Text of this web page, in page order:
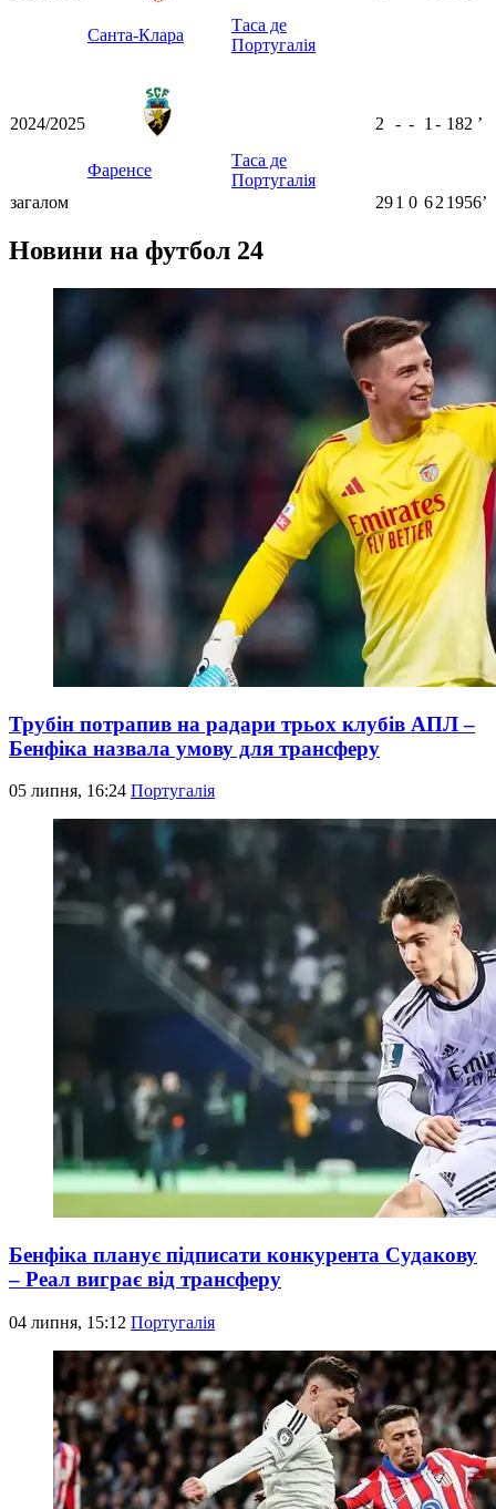
Санта-Клара
Таса де
Португалія
2024/2025
Фаренсе
Таса де
Португалія
2 - - 1 - 182 ʼ
загалом 291 0 62 1956ʼ
Новини на футбол 24
Трубін потрапив на радари трьох клубів АПЛ –
Бенфіка назвала умову для трансферу
05 липня, 16:24 Португалія
Бенфіка планує підписати конкурента Судакову
– Реал виграє від трансферу
04 липня, 15:12 Португалія